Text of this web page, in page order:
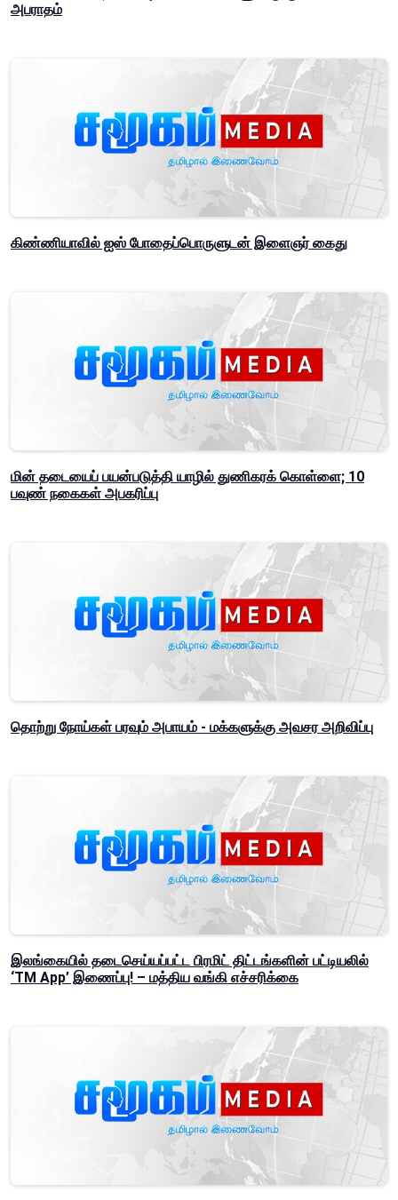
அபராதம்
கிண்ணியாவில் ஐஸ் போதைப்பொருளுடன் இளைஞர் கைது
மின் தடையைப் பயன்படுத்தி யாழில் துணிகரக் கொள்ளை; 10
பவுண் நகைகள் அபகரிப்பு
தொற்று நோய்கள் பரவும் அபாயம் - மக்களுக்கு அவசர அறிவிப்பு
இலங்கையில் தடைசெய்யப்பட்ட பிரமிட் திட்டங்களின் பட்டியலில்
‘TM App’ இணைப்பு! – மத்திய வங்கி எச்சரிக்கை